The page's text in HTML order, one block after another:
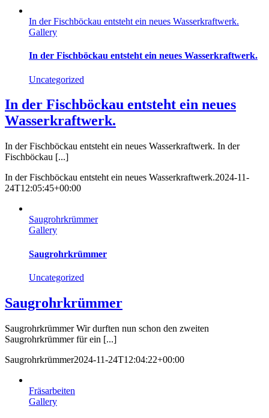
In der Fischböckau entsteht ein neues Wasserkraftwerk.
Gallery
In der Fischböckau entsteht ein neues Wasserkraftwerk.
Uncategorized
In der Fischböckau entsteht ein neues
Wasserkraftwerk.
In der Fischböckau entsteht ein neues Wasserkraftwerk. In der
Fischböckau [...]
In der Fischböckau entsteht ein neues Wasserkraftwerk.2024-11-
24T12:05:45+00:00
Saugrohrkrümmer
Gallery
Saugrohrkrümmer
Uncategorized
Saugrohrkrümmer
Saugrohrkrümmer Wir durften nun schon den zweiten
Saugrohrkrümmer für ein [...]
Saugrohrkrümmer2024-11-24T12:04:22+00:00
Fräsarbeiten
Gallery